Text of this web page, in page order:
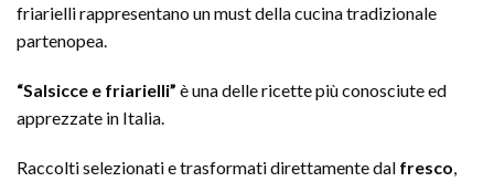
friarielli rappresentano un must della cucina tradizionale
partenopea.
“Salsicce e friarielli” è una delle ricette più conosciute ed
apprezzate in Italia.
Raccolti selezionati e trasformati direttamente dal fresco